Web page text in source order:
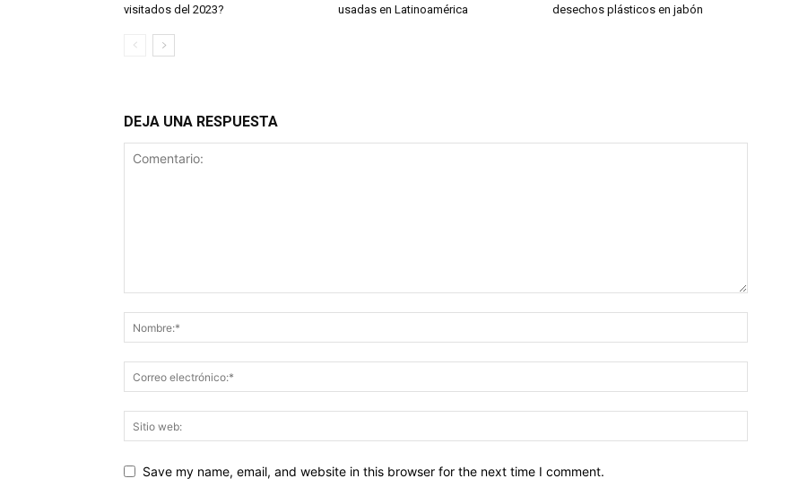
visitados del 2023?
usadas en Latinoamérica
desechos plásticos en jabón
DEJA UNA RESPUESTA
Save my name, email, and website in this browser for the next time I comment.